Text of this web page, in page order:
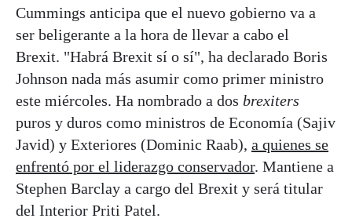
Cummings anticipa que el nuevo gobierno va a
ser beligerante a la hora de llevar a cabo el
Brexit. "Habrá Brexit sí o sí", ha declarado Boris
Johnson nada más asumir como primer ministro
este miércoles. Ha nombrado a dos brexiters
puros y duros como ministros de Economía (Sajiv
Javid) y Exteriores (Dominic Raab), a quienes se
enfrentó por el liderazgo conservador. Mantiene a
Stephen Barclay a cargo del Brexit y será titular
del Interior Priti Patel.